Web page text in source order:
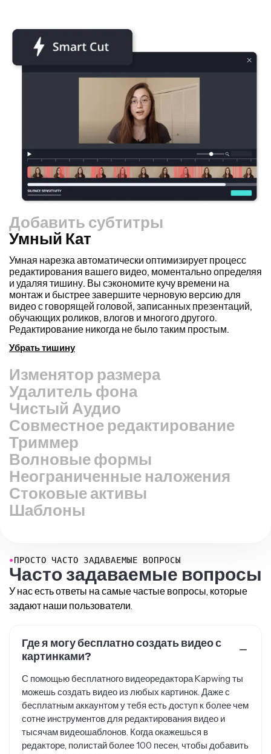
Добавить субтитры
Умный Кат
Изменятор размера
Перерабатывайте видео быстрее и делайте их более
профессиональными с помощью нашей функции Resize
Canvas! Всего за несколько кликов вы можете взять
одно видео и настроить его под нужный размер для
любой платформы, будь то TikTok, YouTube, Instagram,
Twitter, Linkedin или что-либо еще.
Изменить размер видео
Удалитель фона
Чистый Аудио
Совместное редактирование
Триммер
Волновые формы
Неограниченные наложения
Стоковые активы
Шаблоны
Часто задаваемые вопросы
У нас есть ответы на самые частые вопросы, которые
задают наши пользователи.
картинками?
можешь создать видео из любых картинок. Даже с
бесплатным аккаунтом у тебя есть доступ к более чем
сотне инструментов для редактирования видео и
тысячам видеошаблонов. Когда окажешься в
редакторе, полистай более 100 песен, чтобы добавить
музыку в свое видео из фото. Создание видео из